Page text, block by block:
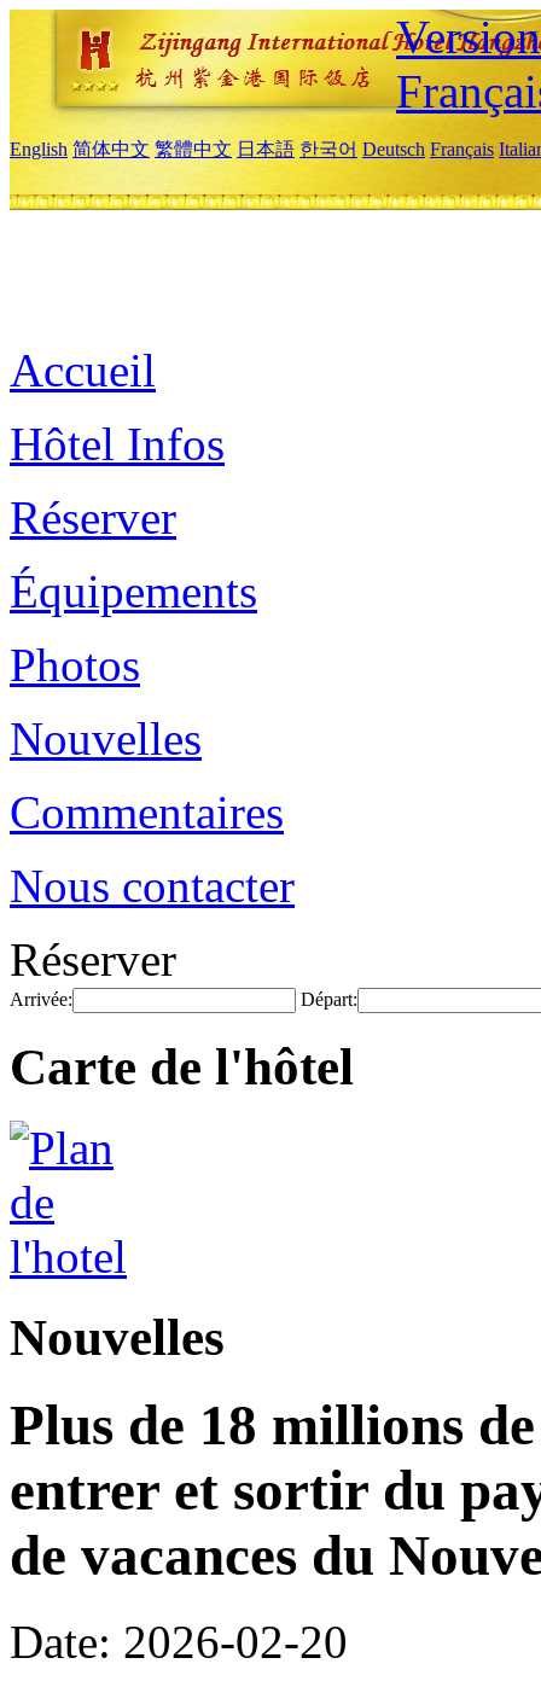
English 简体中文 繁體中文 日本語 한국어 Deutsch Français
Accueil
Hôtel Infos
Réserver
Équipements
Photos
Nouvelles
Commentaires
Nous contacter
Réserver
Arrivée: Départ:
Carte de l'hôtel
Nouvelles
Plus de 18 millions
entrer et sortir du
de vacances du
Date: 2026-02-20